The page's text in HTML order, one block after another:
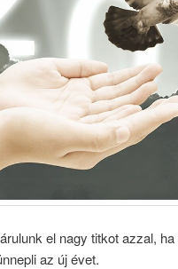
el nagy titkot azzal,
az új évet.